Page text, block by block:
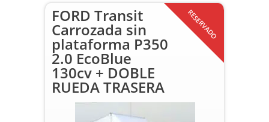
RESERVADO
FORD Transit
Carrozada sin
plataforma P350
2.0 EcoBlue
130cv + DOBLE
RUEDA TRASERA